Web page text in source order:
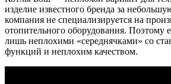
изделие известного бренда за
компания не специализируется на
отопительного оборудования. Поэтому
лишь неплохими «середнячками» со
функций и неплохим качеством.